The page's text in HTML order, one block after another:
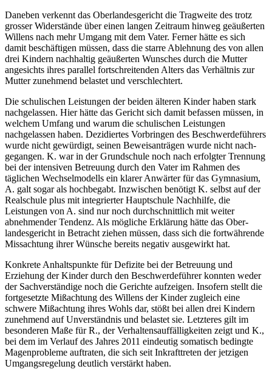
Daneben verkennt das Oberlandesgericht die Tragweite des trotz
grosser Widerstände über einen langen Zeitraum hinweg geäußerten
Willens nach mehr Umgang mit dem Vater. Ferner hätte es sich
damit beschäftigen müssen, dass die starre Ablehnung des von allen
drei Kindern nachhaltig geäußerten Wunsches durch die Mutter
angesichts ihres parallel fortschreitenden Alters das Verhältnis zur
Mutter zunehmend belastet und verschlechtert.
Die schulischen Leistungen der beiden älteren Kinder haben stark
nachgelassen. Hier hätte das Gericht sich damit befassen müssen, in
welchem Umfang und warum die schulischen Leistungen
nachgelassen haben. Dezidiertes Vorbringen des Beschwerde­führers
wurde nicht gewürdigt, seinen Beweis­anträgen wurde nicht nach­
gegangen. K. war in der Grundschule noch nach erfolgter Trennung
bei der intensiven Betreuung durch den Vater im Rahmen des
täglichen Wechsel­modells ein klarer Anwärter für das Gymnasium,
A. galt sogar als hochbegabt. Inzwischen benötigt K. selbst auf der
Realschule plus mit integrierter Hauptschule Nachhilfe, die
Leistungen von A. sind nur noch durch­schnittlich mit weiter
abnehmender Tendenz. Als mögliche Erklärung hätte das Ober­
landes­gericht in Betracht ziehen müssen, dass sich die fort­währende
Missachtung ihrer Wünsche bereits negativ ausgewirkt hat.
Konkrete Anhaltspunkte für Defizite bei der Betreuung und
Erziehung der Kinder durch den Beschwerde­führer konnten weder
der Sachverständige noch die Gerichte aufzeigen. Insofern stellt die
fort­gesetzte Mißachtung des Willens der Kinder zugleich eine
schwere Mißachtung ihres Wohls dar, stößt bei allen drei Kindern
zunehmend auf Unverständnis und belastet sie. Letzteres gilt im
besonderen Maße für R., der Verhaltens­auf­fällig­keiten zeigt und K.,
bei dem im Verlauf des Jahres 2011 eindeutig somatisch bedingte
Magen­probleme auftraten, die sich seit Inkraft­treten der jetzigen
Umgangs­regelung deutlich verstärkt haben.